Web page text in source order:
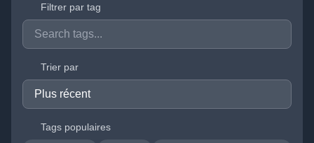
Filtrer par tag
Trier par
Tags populaires